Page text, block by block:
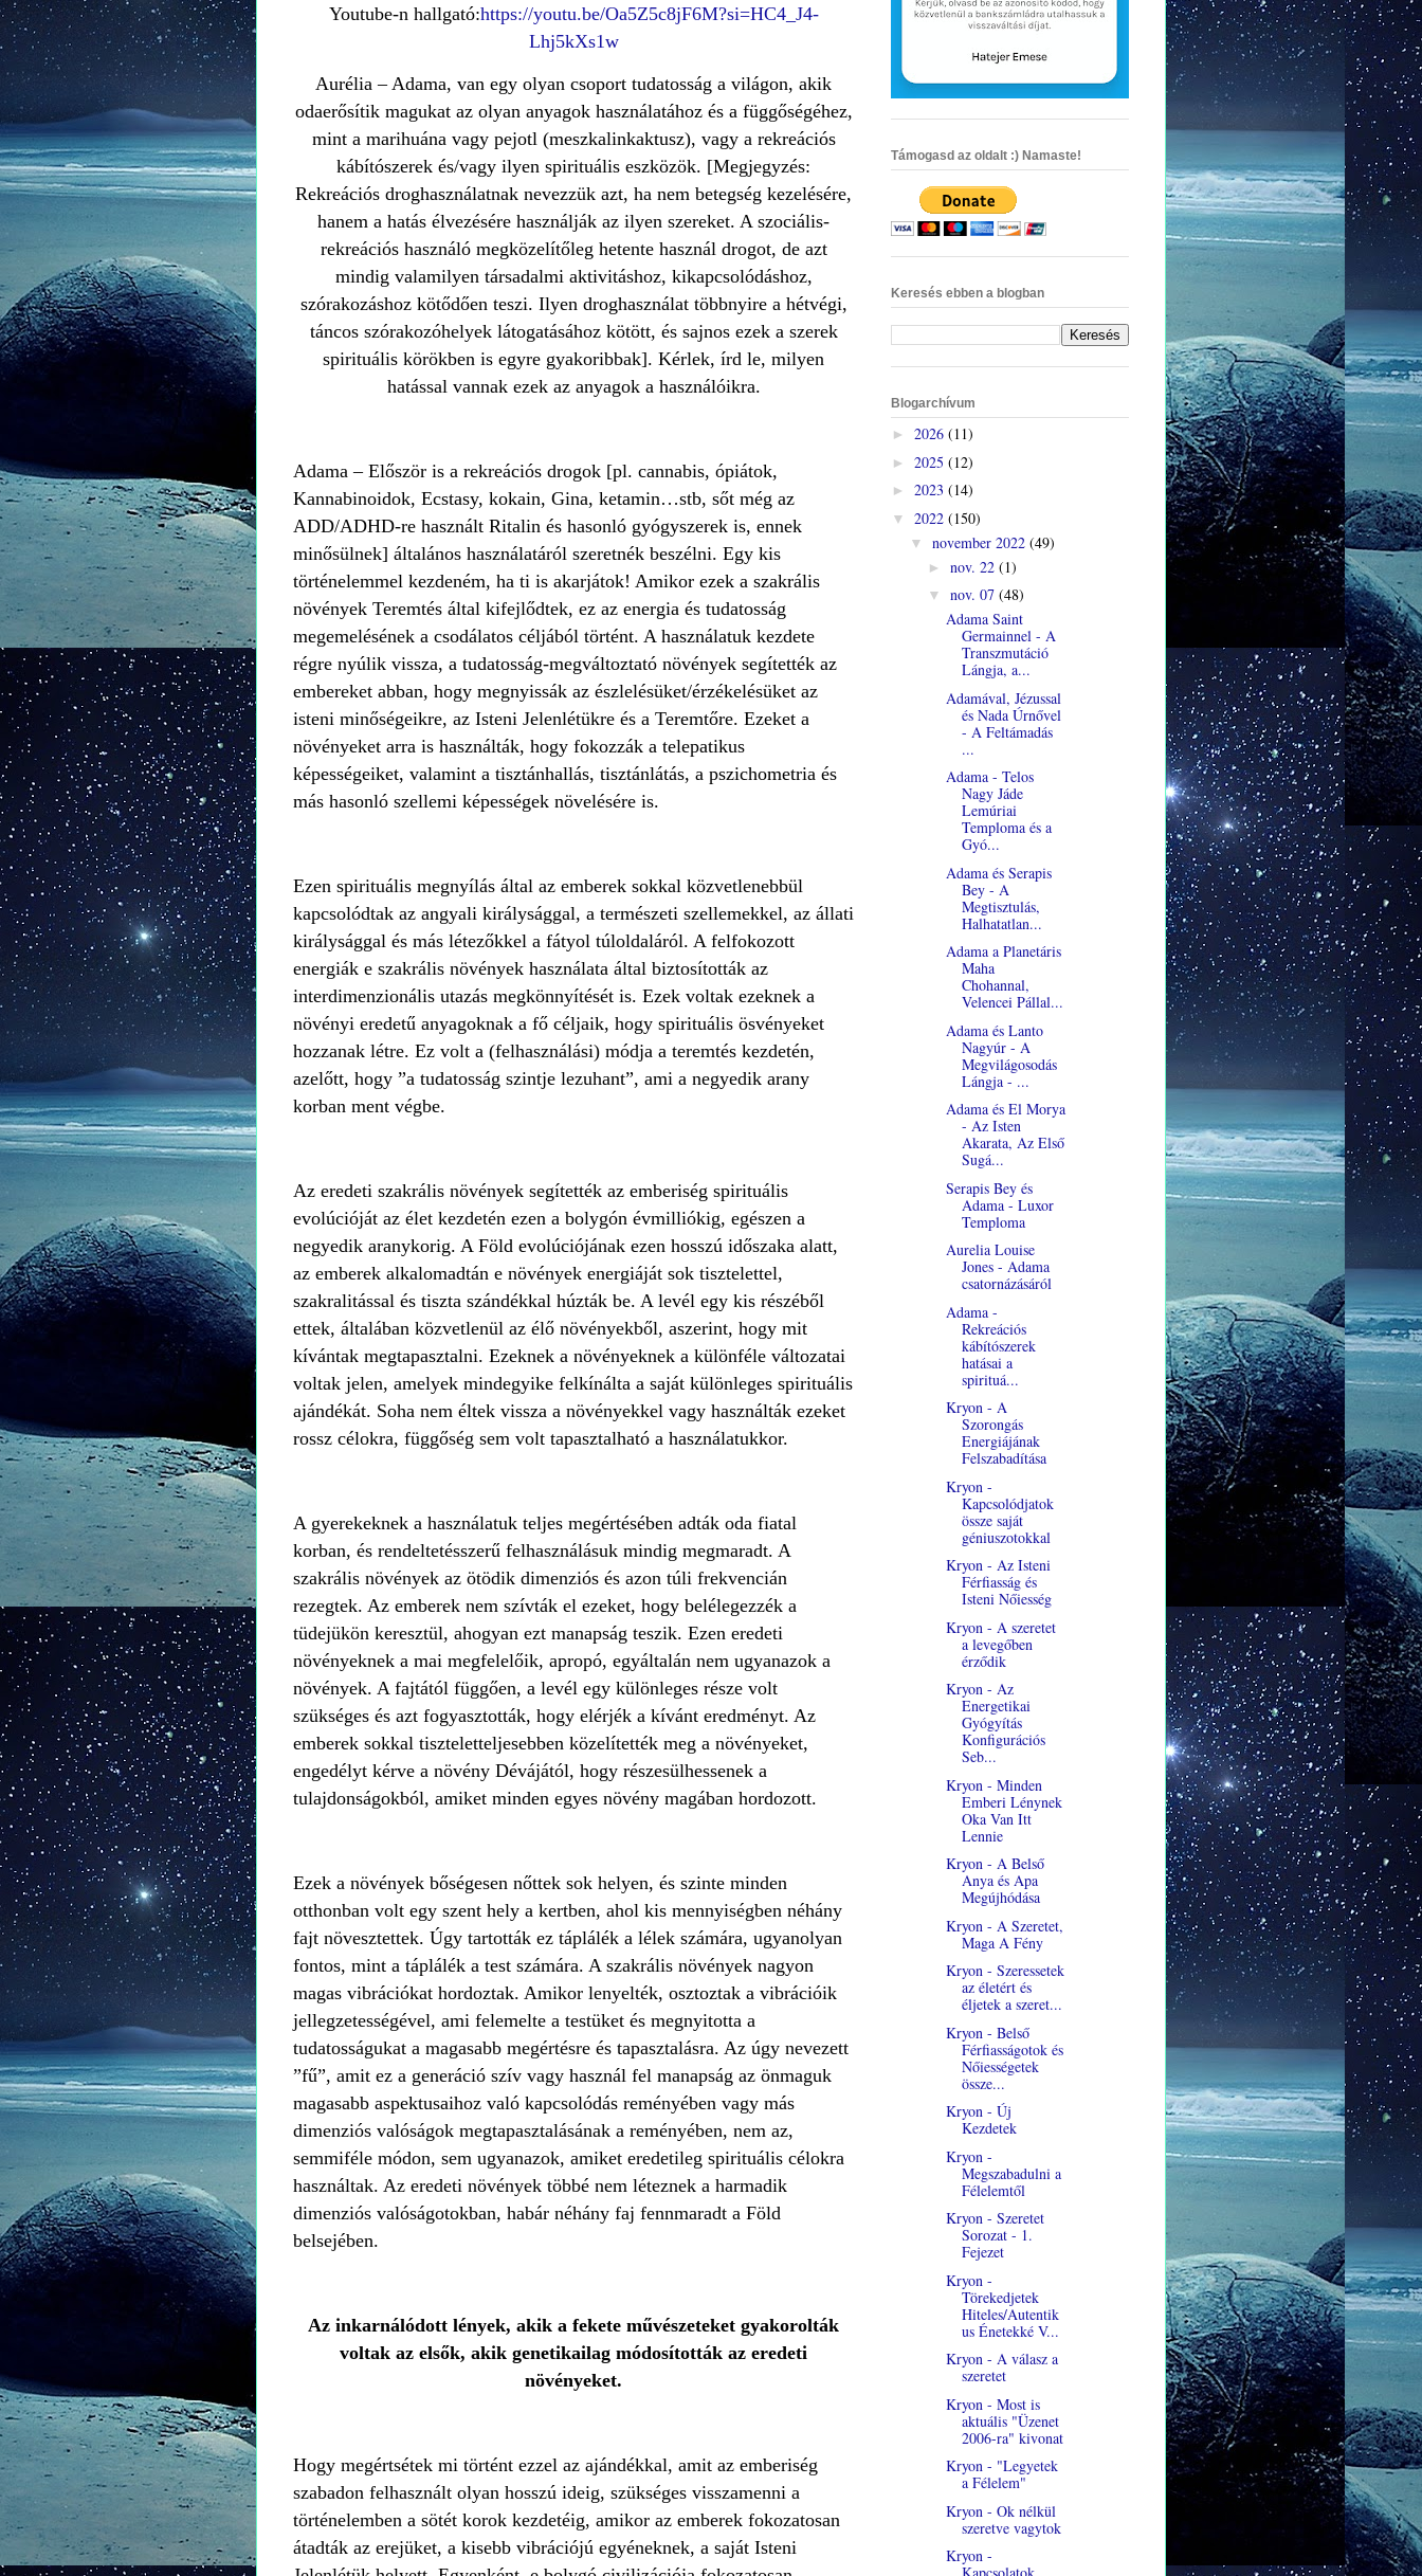
Youtube-n hallgató:https://youtu.be/Oa5Z5c8jF6M?si=HC4_J4-
Lhj5kXs1w
Aurélia –Adama, van egy olyan csoport tudatosság a világon, akik
odaerősítik magukat az olyan anyagok használatához és a függőségéhez,
mint a marihuána vagy pejotl (meszkalinkaktusz), vagy a rekreációs
kábítószerek és/vagy ilyen spirituális eszközök. [Megjegyzés:
Rekreációs droghasználatnak nevezzük azt, ha nem betegség kezelésére,
hanem a hatás élvezésére használják az ilyen szereket. A szociális-
rekreációs használó megközelítőleg hetente használ drogot, de azt
mindig valamilyen társadalmi aktivitáshoz, kikapcsolódáshoz,
szórakozáshoz kötődően teszi. Ilyen droghasználat többnyire a hétvégi,
táncos szórakozóhelyek látogatásához kötött, és sajnos ezek a szerek
spirituális körökben is egyre gyakoribbak]. Kérlek, írd le, milyen
hatással vannak ezek az anyagok a használóikra.
Adama – Először is a rekreációs drogok [pl. cannabis, ópiátok,
Kannabinoidok, Ecstasy, kokain, Gina, ketamin…stb, sőt még az
ADD/ADHD-re használt Ritalin és hasonló gyógyszerek is, ennek
minősülnek] általános használatáról szeretnék beszélni. Egy kis
történelemmel kezdeném, ha ti is akarjátok! Amikor ezek a szakrális
növények Teremtés által kifejlődtek, ez az energia és tudatosság
megemelésének a csodálatos céljából történt. A használatuk kezdete
régre nyúlik vissza, a tudatosság-megváltoztató növények segítették az
embereket abban, hogy megnyissák az észlelésüket/érzékelésüket az
isteni minőségeikre, az Isteni Jelenlétükre és a Teremtőre. Ezeket a
növényeket arra is használták, hogy fokozzák a telepatikus
képességeiket, valamint a tisztánhallás, tisztánlátás, a pszichometria és
más hasonló szellemi képességek növelésére is.
Ezen spirituális megnyílás által az emberek sokkal közvetlenebbül
kapcsolódtak az angyali királysággal, a természeti szellemekkel, az állati
királysággal és más létezőkkel a fátyol túloldaláról. A felfokozott
energiák e szakrális növények használata által biztosították az
interdimenzionális utazás megkönnyítését is. Ezek voltak ezeknek a
növényi eredetű anyagoknak a fő céljaik, hogy spirituális ösvényeket
hozzanak létre. Ez volt a (felhasználási) módja a teremtés kezdetén,
azelőtt, hogy ”a tudatosság szintje lezuhant”, ami a negyedik arany
korban ment végbe.
Az eredeti szakrális növények segítették az emberiség spirituális
evolúcióját az élet kezdetén ezen a bolygón évmilliókig, egészen a
negyedik aranykorig. A Föld evolúciójának ezen hosszú időszaka alatt,
az emberek alkalomadtán e növények energiáját sok tisztelettel,
szakralitással és tiszta szándékkal húzták be. A levél egy kis részéből
ettek, általában közvetlenül az élő növényekből, aszerint, hogy mit
kívántak megtapasztalni. Ezeknek a növényeknek a különféle változatai
voltak jelen, amelyek mindegyike felkínálta a saját különleges spirituális
ajándékát. Soha nem éltek vissza a növényekkel vagy használták ezeket
rossz célokra, függőség sem volt tapasztalható a használatukkor.
A gyerekeknek a használatuk teljes megértésében adták oda fiatal
korban, és rendeltetésszerű felhasználásuk mindig megmaradt. A
szakrális növények az ötödik dimenziós és azon túli frekvencián
rezegtek. Az emberek nem szívták el ezeket, hogy belélegezzék a
tüdejükön keresztül, ahogyan ezt manapság teszik. Ezen eredeti
növényeknek a mai megfelelőik, apropó, egyáltalán nem ugyanazok a
növények. A fajtától függően, a levél egy különleges része volt
szükséges és azt fogyasztották, hogy elérjék a kívánt eredményt. Az
emberek sokkal tiszteletteljesebben közelítették meg a növényeket,
engedélyt kérve a növény Dévájától, hogy részesülhessenek a
tulajdonságokból, amiket minden egyes növény magában hordozott.
Ezek a növények bőségesen nőttek sok helyen, és szinte minden
otthonban volt egy szent hely a kertben, ahol kis mennyiségben néhány
fajt növesztettek. Úgy tartották ez táplálék a lélek számára, ugyanolyan
fontos, mint a táplálék a test számára. A szakrális növények nagyon
magas vibrációkat hordoztak. Amikor lenyelték, osztoztak a vibrációik
jellegzetességével, ami felemelte a testüket és megnyitotta a
tudatosságukat a magasabb megértésre és tapasztalásra. Az úgy nevezett
”fű”, amit ez a generáció szív vagy használ fel manapság az önmaguk
magasabb aspektusaihoz való kapcsolódás reményében vagy más
dimenziós valóságok megtapasztalásának a reményében, nem az,
semmiféle módon, sem ugyanazok, amiket eredetileg spirituális célokra
használtak. Az eredeti növények többé nem léteznek a harmadik
dimenziós valóságotokban, habár néhány faj fennmaradt a Föld
belsejében.
Az inkarnálódott lények, akik a fekete művészeteket gyakorolták
voltak az elsők, akik genetikailag módosították az eredeti
növényeket.
Hogy megértsétek mi történt ezzel az ajándékkal, amit az emberiség
szabadon felhasznált olyan hosszú ideig, szükséges visszamenni a
történelemben a sötét korok kezdetéig, amikor az emberek fokozatosan
átadták az erejüket, a kisebb vibrációjú egyéneknek, a saját Isteni
Támogasd az oldalt :) Namaste!
Keresés ebben a blogban
Blogarchívum
► 2026 (11)
► 2025 (12)
► 2023 (14)
▼ 2022 (150)
▼ november 2022 (49)
► nov. 22 (1)
▼ nov. 07 (48)
Adama Saint
Germainnel - A
Transzmutáció
Lángja, a...
Adamával, Jézussal
és Nada Úrnővel
- A Feltámadás
...
Adama - Telos
Nagy Jáde
Lemúriai
Temploma és a
Gyó...
Adama és Serapis
Bey - A
Megtisztulás,
Halhatatlan...
Adama a Planetáris
Maha
Chohannal,
Velencei Pállal...
Adama és Lanto
Nagyúr - A
Megvilágosodás
Lángja - ...
Adama és El Morya
- Az Isten
Akarata, Az Első
Sugá...
Serapis Bey és
Adama - Luxor
Temploma
Aurelia Louise
Jones - Adama
csatornázásáról
Adama -
Rekreációs
kábítószerek
hatásai a
spirituá...
Kryon - A
Szorongás
Energiájának
Felszabadítása
Kryon -
Kapcsolódjatok
össze saját
géniuszotokkal
Kryon - Az Isteni
Férfiasság és
Isteni Nőiesség
Kryon - A szeretet
a levegőben
érződik
Kryon - Az
Energetikai
Gyógyítás
Konfigurációs
Seb...
Kryon - Minden
Emberi Lénynek
Oka Van Itt
Lennie
Kryon - A Belső
Anya és Apa
Megújhódása
Kryon - A Szeretet,
Maga A Fény
Kryon - Szeressetek
az életért és
éljetek a szeret...
Kryon - Belső
Férfiasságotok és
Nőiességetek
össze...
Kryon - Új
Kezdetek
Kryon -
Megszabadulni a
Félelemtől
Kryon - Szeretet
Sorozat - 1.
Fejezet
Kryon -
Törekedjetek
Hiteles/Autentik
us Énetekké V...
Kryon - A válasz a
szeretet
Kryon - Most is
aktuális "Üzenet
2006-ra" kivonat
Kryon - "Legyetek
a Félelem"
Kryon - Ok nélkül
szeretve vagytok
Kryon -